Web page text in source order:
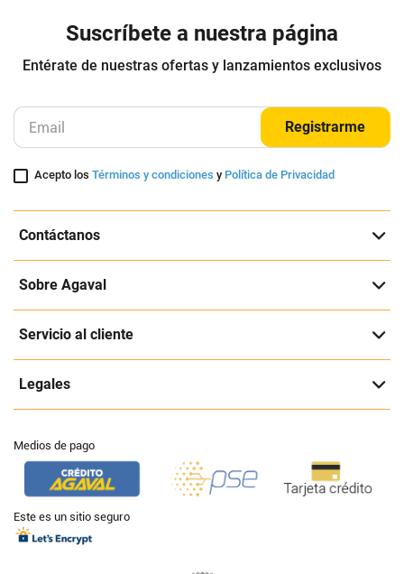
Suscríbete a nuestra página
Entérate de nuestras ofertas y lanzamientos exclusivos
Registrarme
Acepto losTérminos y condiciones y Política de Privacidad
Contáctanos
Sobre Agaval
Servicio al cliente
Legales
Medios de pago
Este es un sitio seguro